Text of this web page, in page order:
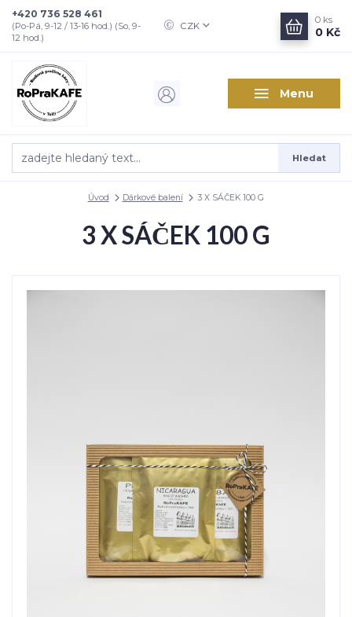
Menu
CZK
Hledat
+420 736 528 461
(Po-Pá, 9-12 / 13-16 hod.) (So, 9-
12 hod.)
0 ks
0 Kč
Úvod Dárkové balení 3 X SÁČEK 100 G
3 X SÁČEK 100 G